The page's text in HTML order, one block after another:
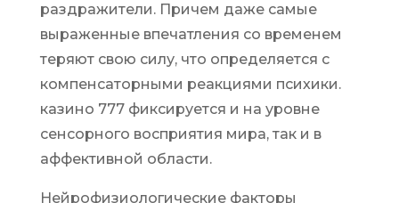
раздражители. Причем даже самые
выраженные впечатления со временем
теряют свою силу, что определяется с
компенсаторными реакциями психики.
казино 777 фиксируется и на уровне
сенсорного восприятия мира, так и в
аффективной области.
Нейрофизиологические факторы